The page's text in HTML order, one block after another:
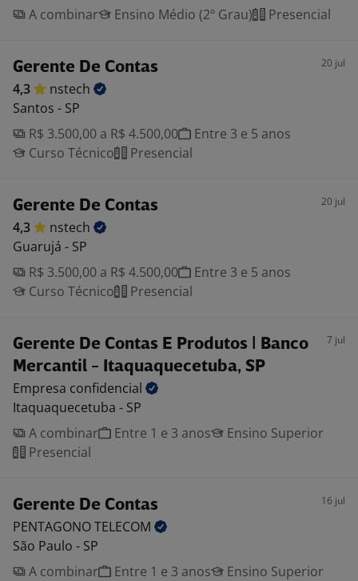
A combinar
Ensino Médio (2º Grau) Presencial
Gerente De Contas 20 jul
4,3
nstech
Santos - SP
R$ 3.500,00 a R$ 4.500,00
Entre 3 e 5 anos
Curso Técnico
Presencial
Gerente De Contas 20 jul
4,3
nstech
Guarujá - SP
R$ 3.500,00 a R$ 4.500,00
Entre 3 e 5 anos
Curso Técnico
Presencial
Gerente De Contas E Produtos | Banco
Mercantil - Itaquaquecetuba, SP
7 jul
Empresa confidencial
Itaquaquecetuba - SP
A combinar
Entre 1 e 3 anos
Ensino Superior
Presencial
Gerente De Contas 16 jul
PENTAGONOTELECOM
São Paulo - SP
A combinar
Entre 1 e 3 anos
Ensino Superior